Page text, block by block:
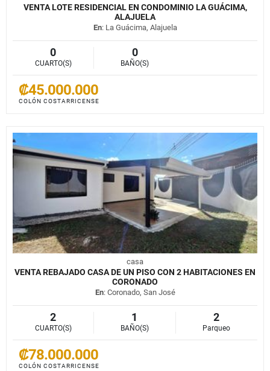
VENTA LOTE RESIDENCIAL EN CONDOMINIO LA GUÁCIMA,
ALAJUELA
En: La Guácima, Alajuela
0
CUARTO(S)
0
BAÑO(S)
₡45.000.000
COLÓN COSTARRICENSE
casa
VENTA REBAJADO CASA DE UN PISO CON 2 HABITACIONES EN
CORONADO
En: Coronado, San José
2
CUARTO(S)
1
BAÑO(S)
2
Parqueo
₡78.000.000
COLÓN COSTARRICENSE